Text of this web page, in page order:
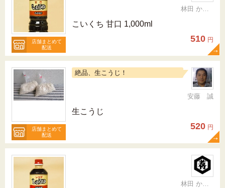
店舗まとめて
配送
林田 かおり
こいくち 甘口 1,000ml
510 円
店舗まとめて
配送
絶品、生こうじ！
安藤 誠
生こうじ
520 円
林田 かおり